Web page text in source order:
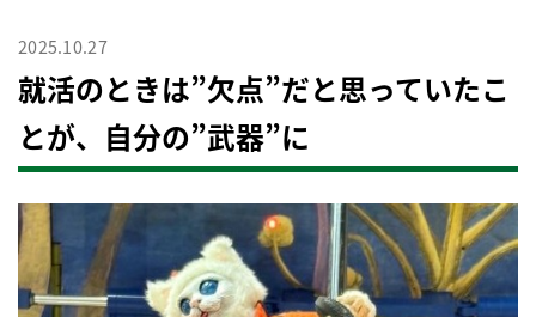
2025.10.27
就活のときは”欠点”だと思っていたこ
とが、自分の”武器”に